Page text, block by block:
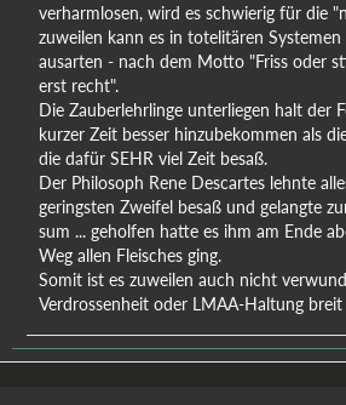
verharmlosen, wird es schwierig für die
zuweilen kann es in totelitären
ausarten - nach dem Motto "Friss oder
erst recht".
Die Zauberlehrlinge unterliegen halt der
kurzer Zeit besser hinzubekommen als
die dafür SEHR viel Zeit besaß.
Der Philosoph Rene Descartes lehnte
geringsten Zweifel besaß und gelangte
sum ... geholfen hatte es ihm am Ende
Weg allen Fleisches ging.
Somit ist es zuweilen auch nicht
Verdrossenheit oder LMAA-Haltung